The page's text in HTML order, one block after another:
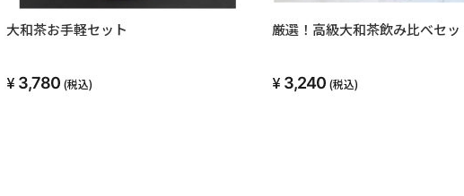
大和茶お手軽セット
3,780 (税込)
厳選！高級大和茶飲み比べセッ
3,240 (税込)